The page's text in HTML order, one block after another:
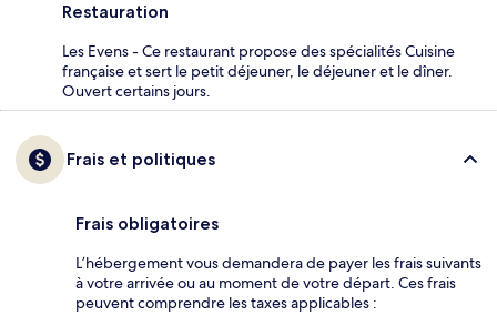
Restauration
Les Evens - Ce restaurant propose des spécialités Cuisine
française et sert le petit déjeuner, le déjeuner et le dîner.
Ouvert certains jours.
Frais et politiques
Frais obligatoires
L’hébergement vous demandera de payer les frais suivants
à votre arrivée ou au moment de votre départ. Ces frais
peuvent comprendre les taxes applicables :